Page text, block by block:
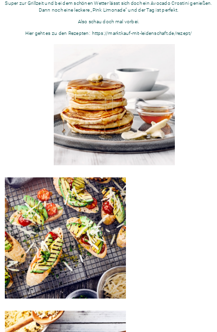
Super zur Grillzeit und bei dem schönen Wetter lässt sich doch ein Avocado Crostini genießen.
Dann noch eine leckere „Pink Limonade“ und der Tag ist perfekt.
Also schau doch mal vorbei.
Hier geht es zu den Rezepten: https://marktkauf-mit-leidenschaft.de/rezept/